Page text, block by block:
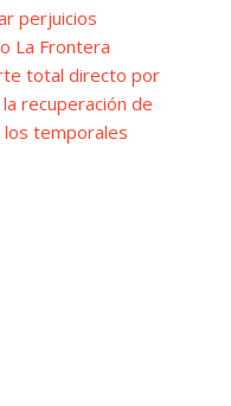
perjuicios
La Frontera
total directo por
recuperación de
temporales